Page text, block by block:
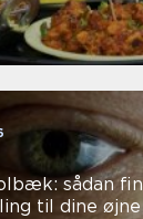
sådan
til dine øjne